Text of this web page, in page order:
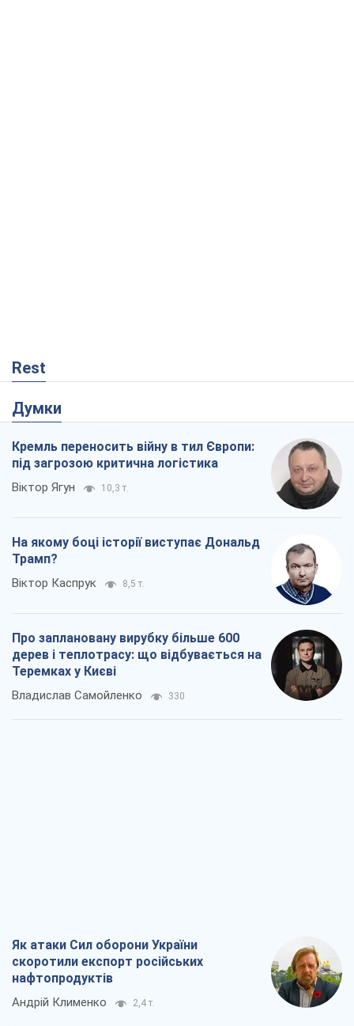
Rest
Думки
Кремль переносить війну в тил Європи:
під загрозою критична логістика
Віктор Ягун 10,3 т.
На якому боці історії виступає Дональд
Трамп?
Віктор Каспрук 8,5 т.
Про заплановану вирубку більше 600
дерев і теплотрасу: що відбувається на
Теремках у Києві
Владислав Самойленко 330
Як атаки Сил оборони України
скоротили експорт російських
нафтопродуктів
Андрій Клименко 2,4 т.